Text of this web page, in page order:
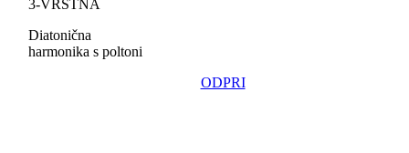
3-VRSTNA
Diatonična
harmonika s poltoni
ODPRI